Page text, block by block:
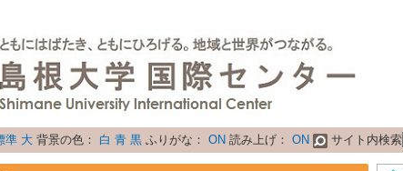
準 大 背景の色： 白 青 黒 ふりがな： ON 読み上げ： ON サイト内検索